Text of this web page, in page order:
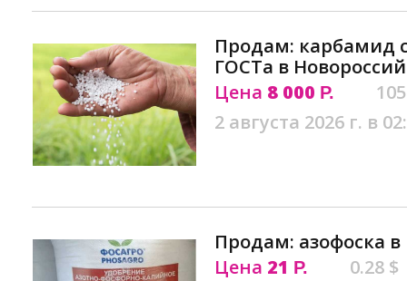
Продам: карбамид
ГОСТа в
Цена 8 000 Р.
2 августа 2026 г. в
Продам: азофоска в
Цена 21 Р.
0.28 $